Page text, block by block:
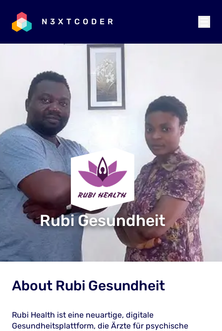
N3XTCODER
Rubi Gesundheit
About Rubi Gesundheit
Rubi Health ist eine neuartige, digitale
Gesundheitsplattform, die Ärzte für psychische